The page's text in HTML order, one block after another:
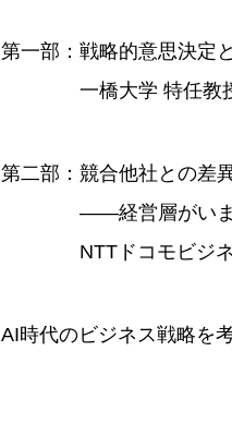
第一部：戦略的意思決定
一橋大学 特任教授
第二部：競合他社との差
――経営層がいま見
NTTドコモビジネ
AI時代のビジネス戦略を